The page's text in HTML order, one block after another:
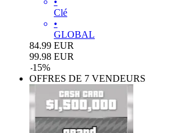
Clé
•
GLOBAL
84.99 EUR
99.98 EUR
-15%
OFFRES DE 7 VENDEURS